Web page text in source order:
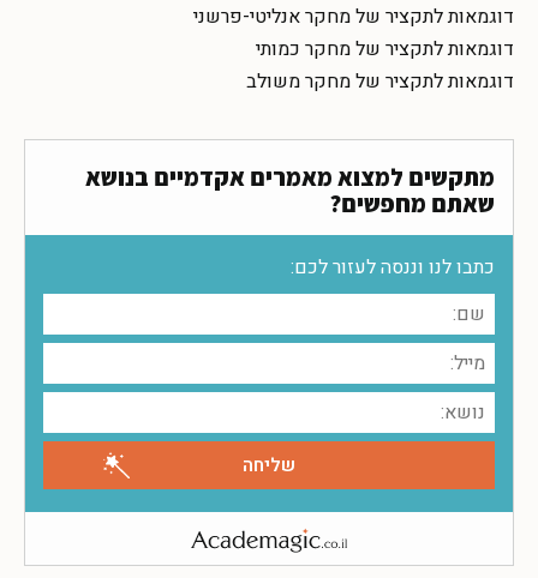
דוגמאות לתקציר של מחקר אנליטי-פרשני
דוגמאות לתקציר של מחקר כמותי
דוגמאות לתקציר של מחקר משולב
מתקשים למצוא מאמרים אקדמיים בנושא
שאתם מחפשים?
כתבו לנו וננסה לעזור לכם: